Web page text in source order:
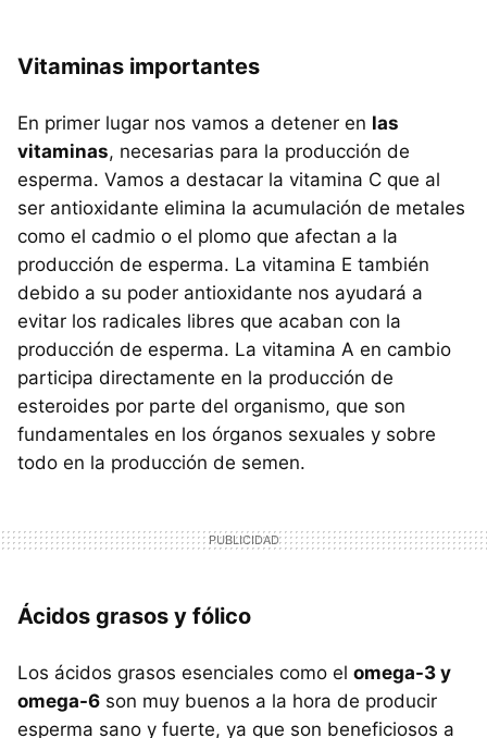
Vitaminas importantes
En primer lugar nos vamos a detener en las
vitaminas, necesarias para la producción de
esperma. Vamos a destacar la vitamina C que al
ser antioxidante elimina la acumulación de metales
como el cadmio o el plomo que afectan a la
producción de esperma. La vitamina E también
debido a su poder antioxidante nos ayudará a
evitar los radicales libres que acaban con la
producción de esperma. La vitamina A en cambio
participa directamente en la producción de
esteroides por parte del organismo, que son
fundamentales en los órganos sexuales y sobre
todo en la producción de semen.
Ácidos grasos y fólico
Los ácidos grasos esenciales como el omega-3 y
omega-6 son muy buenos a la hora de producir
esperma sano y fuerte, ya que son beneficiosos a